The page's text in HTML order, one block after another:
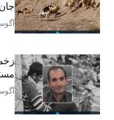
آگوست
آگوست